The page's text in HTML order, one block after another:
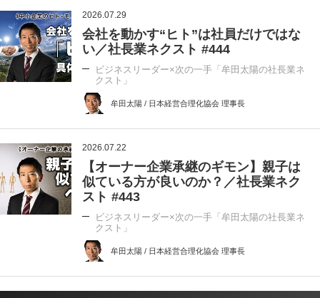
2026.07.29
会社を動かす“ヒト”は社員だけではな
い／社長業ネクスト #444
ビジネスリーダー×次の一手「牟田太陽の社長業ネ
クスト」
牟田太陽 / 日本経営合理化協会 理事長
2026.07.22
【オーナー企業承継のギモン】親子は
似ている方が良いのか？／社長業ネク
スト #443
ビジネスリーダー×次の一手「牟田太陽の社長業ネ
クスト」
牟田太陽 / 日本経営合理化協会 理事長